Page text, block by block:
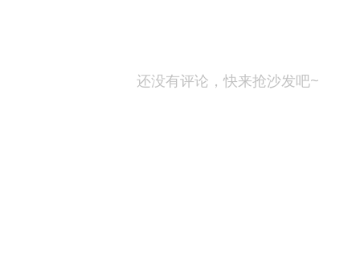
还没有评论，快来抢沙发吧~